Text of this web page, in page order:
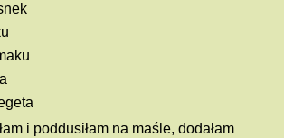
smaku
i poddusiłam na maśle, dodałam